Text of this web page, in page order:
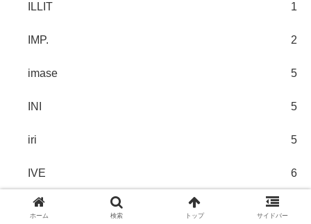
ILLIT 1
IMP. 2
imase 5
INI 5
iri 5
IVE 6
ITZY
ホーム 検索 トップ サイドバー